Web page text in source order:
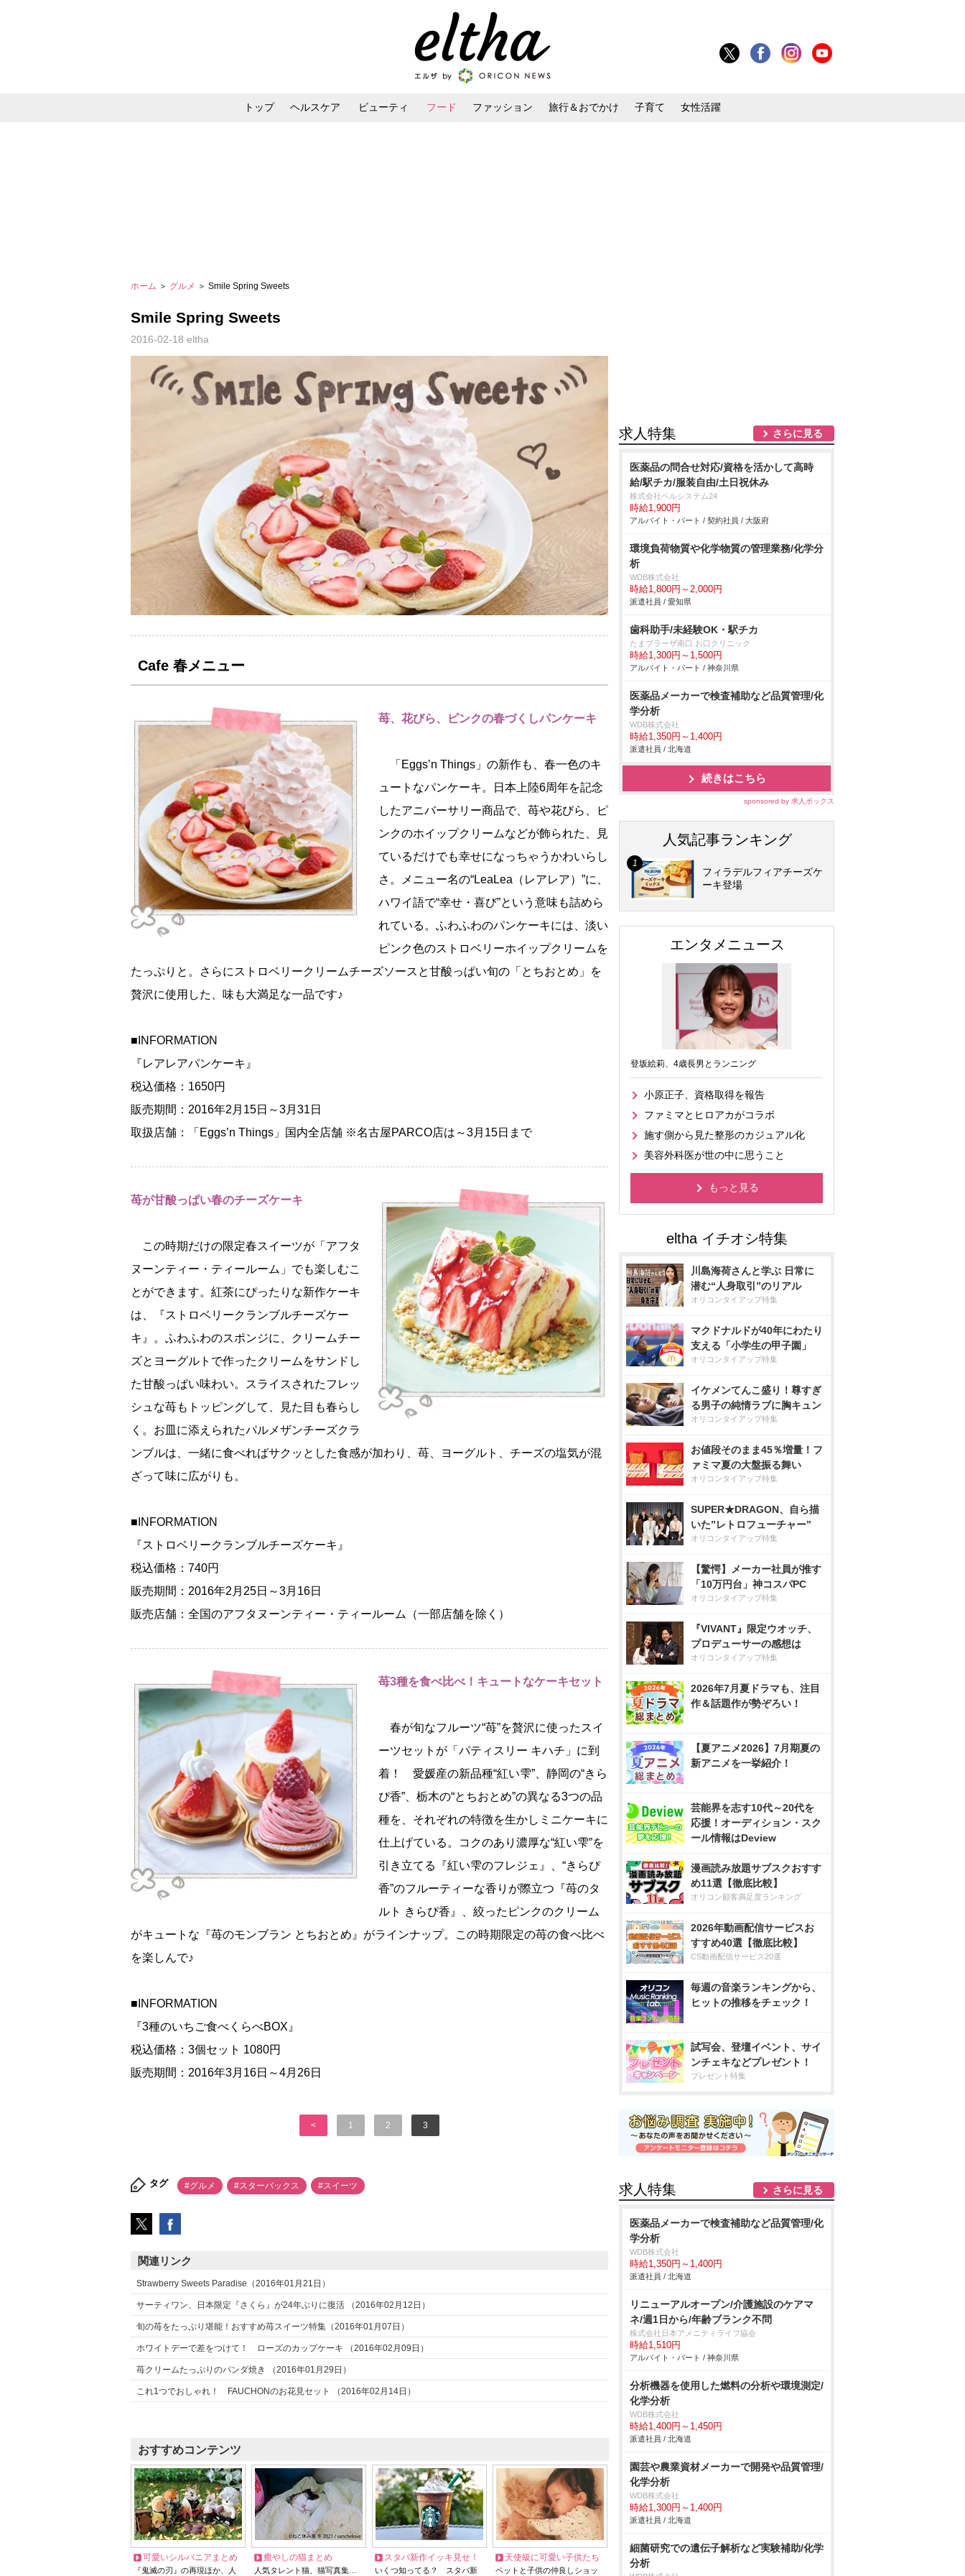
トップ ヘルスケア ビューティ フード ファッション 旅行＆おでかけ 子育て 女性活躍
ホーム ＞ グルメ ＞ Smile Spring Sweets
Smile Spring Sweets
2016-02-18 eltha
Cafe 春メニュー
苺、花びら、ピンクの春づくしパンケーキ
「Eggs’n Things」の新作も、春一色のキ
ュートなパンケーキ。日本上陸6周年を記念
したアニバーサリー商品で、苺や花びら、ピ
ンクのホイップクリームなどが飾られた、見
ているだけでも幸せになっちゃうかわいらし
さ。メニュー名の“LeaLea（レアレア）”に、
ハワイ語で“幸せ・喜び”という意味も詰めら
れている。ふわふわのパンケーキには、淡い
ピンク色のストロベリーホイップクリームを
たっぷりと。さらにストロベリークリームチーズソースと甘酸っぱい旬の「とちおとめ」を
贅沢に使用した、味も大満足な一品です♪
■INFORMATION
『レアレアパンケーキ』
税込価格：1650円
販売期間：2016年2月15日～3月31日
取扱店舗：「Eggs’n Things」国内全店舗 ※名古屋PARCO店は～3月15日まで
苺が甘酸っぱい春のチーズケーキ
この時期だけの限定春スイーツが「アフタ
ヌーンティー・ティールーム」でも楽しむこ
とができます。紅茶にぴったりな新作ケーキ
は、『ストロベリークランブルチーズケー
キ』。ふわふわのスポンジに、クリームチー
ズとヨーグルトで作ったクリームをサンドし
た甘酸っぱい味わい。スライスされたフレッ
シュな苺もトッピングして、見た目も春らし
く。お皿に添えられたパルメザンチーズクラ
ンブルは、一緒に食べればサクッとした食感が加わり、苺、ヨーグルト、チーズの塩気が混
ざって味に広がりも。
■INFORMATION
『ストロベリークランブルチーズケーキ』
税込価格：740円
販売期間：2016年2月25日～3月16日
販売店舗：全国のアフタヌーンティー・ティールーム（一部店舗を除く）
苺3種を食べ比べ！キュートなケーキセット
春が旬なフルーツ“苺”を贅沢に使ったスイ
ーツセットが「パティスリー キハチ」に到
着！ 愛媛産の新品種“紅い雫”、静岡の“きら
ぴ香”、栃木の“とちおとめ”の異なる3つの品
種を、それぞれの特徴を生かしミニケーキに
仕上げている。コクのあり濃厚な“紅い雫”を
引き立てる『紅い雫のフレジェ』、“きらぴ
香”のフルーティーな香りが際立つ『苺のタ
ルト きらぴ香』、絞ったピンクのクリーム
がキュートな『苺のモンブラン とちおとめ』がラインナップ。この時期限定の苺の食べ比べ
を楽しんで♪
■INFORMATION
『3種のいちご食べくらべBOX』
税込価格：3個セット 1080円
販売期間：2016年3月16日～4月26日
< 1 2 3
タグ #グルメ #スターバックス #スイーツ
関連リンク
Strawberry Sweets Paradise（2016年01月21日）
サーティワン、日本限定『さくら』が24年ぶりに復活 （2016年02月12日）
旬の苺をたっぷり堪能！おすすめ苺スイーツ特集（2016年01月07日）
ホワイトデーで差をつけて！ ローズのカップケーキ （2016年02月09日）
苺クリームたっぷりのパンダ焼き （2016年01月29日）
これ1つでおしゃれ！ FAUCHONのお花見セット （2016年02月14日）
おすすめコンテンツ
可愛いシルバニアまとめ
『鬼滅の刃』の再現ほか、人
癒やしの猫まとめ
人気タレント猫、猫写真集…
スタバ新作イッキ見せ！
いくつ知ってる？ スタバ新
天使級に可愛い子供たち
ペットと子供の仲良しショッ
求人特集 さらに見る
医薬品の問合せ対応/資格を活かして高時
給/駅チカ/服装自由/土日祝休み
株式会社ベルシステム24
時給1,900円
アルバイト・パート / 契約社員 / 大阪府
環境負荷物質や化学物質の管理業務/化学分
析
WDB株式会社
時給1,800円～2,000円
派遣社員 / 愛知県
歯科助手/未経験OK・駅チカ
たまプラーザ南口 お口クリニック
時給1,300円～1,500円
アルバイト・パート / 神奈川県
医薬品メーカーで検査補助など品質管理/化
学分析
WDB株式会社
時給1,350円～1,400円
派遣社員 / 北海道
続きはこちら
sponsored by 求人ボックス
人気記事ランキング
フィラデルフィアチーズケ
ーキ登場
エンタメニュース
登坂絵莉、4歳長男とランニング
小原正子、資格取得を報告
ファミマとヒロアカがコラボ
施す側から見た整形のカジュアル化
美容外科医が世の中に思うこと
もっと見る
川島海荷さんと学ぶ 日常に
潜む“人身取引”のリアル
オリコンタイアップ特集
マクドナルドが40年にわたり
支える「小学生の甲子園」
オリコンタイアップ特集
イケメンてんこ盛り！尊すぎ
る男子の純情ラブに胸キュン
オリコンタイアップ特集
お値段そのまま45％増量！フ
ァミマ夏の大盤振る舞い
オリコンタイアップ特集
SUPER★DRAGON、自ら描
いた”レトロフューチャー”
オリコンタイアップ特集
【驚愕】メーカー社員が推す
「10万円台」神コスパPC
オリコンタイアップ特集
『VIVANT』限定ウオッチ、
プロデューサーの感想は
オリコンタイアップ特集
2026年7月夏ドラマも、注目
作＆話題作が勢ぞろい！
【夏アニメ2026】7月期夏の
新アニメを一挙紹介！
芸能界を志す10代～20代を
応援！オーディション・スク
ール情報はDeview
漫画読み放題サブスクおすす
め11選【徹底比較】
オリコン顧客満足度ランキング
2026年動画配信サービスお
すすめ40選【徹底比較】
CS動画配信サービス20選
毎週の音楽ランキングから、
ヒットの推移をチェック！
試写会、登壇イベント、サイ
ンチェキなどプレゼント！
プレゼント特集
求人特集 さらに見る
医薬品メーカーで検査補助など品質管理/化
学分析
WDB株式会社
時給1,350円～1,400円
派遣社員 / 北海道
リニューアルオープン/介護施設のケアマ
ネ/週1日から/年齢ブランク不問
株式会社日本アメニティライフ協会
時給1,510円
アルバイト・パート / 神奈川県
分析機器を使用した燃料の分析や環境測定/
化学分析
WDB株式会社
時給1,400円～1,450円
派遣社員 / 北海道
園芸や農業資材メーカーで開発や品質管理/
化学分析
WDB株式会社
時給1,300円～1,400円
派遣社員 / 北海道
細菌研究での遺伝子解析など実験補助/化学
分析